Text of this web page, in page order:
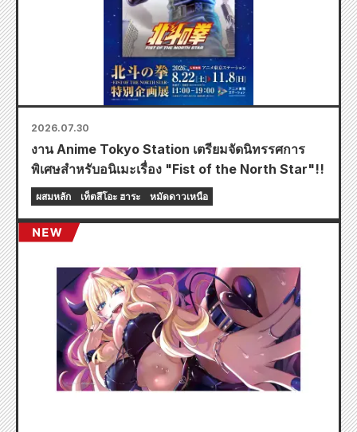
2026.07.30
งาน Anime Tokyo Station เตรียมจัดนิทรรศการ
พิเศษสำหรับอนิเมะเรื่อง "Fist of the North Star"!!
ผสมหลัก เท็ตสึโอะ ฮาระ หมัดดาวเหนือ